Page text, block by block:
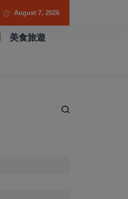
August 7, 2026
美食旅遊